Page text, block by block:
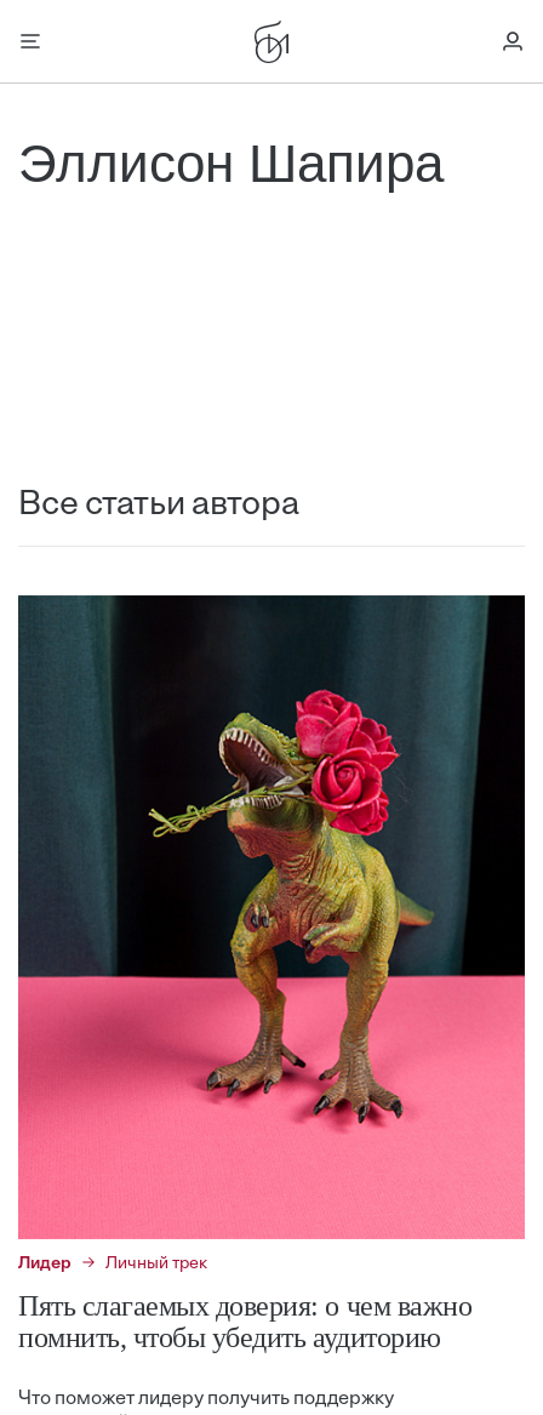
Эллисон Шапира
Все статьи автора
Лидер Личный трек
Пять слагаемых доверия: о чем важно
помнить, чтобы убедить аудиторию
Что поможет лидеру получить поддержку